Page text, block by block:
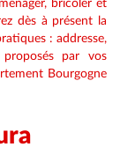
bricoler et
dès à présent la
: addresse,
par vos
Bourgogne